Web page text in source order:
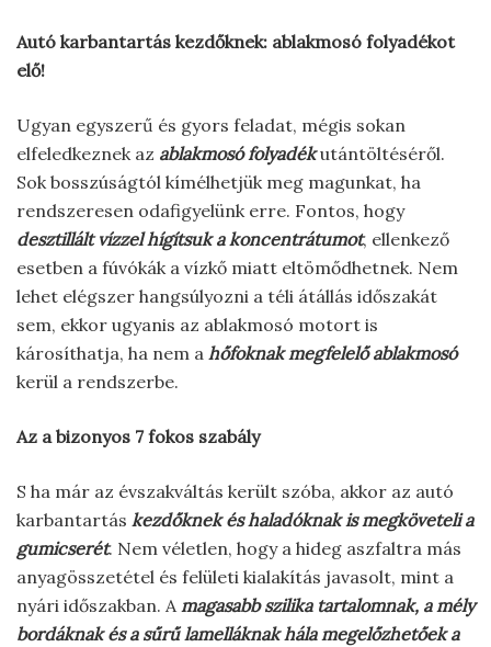
Autó karbantartás kezdőknek: ablakmosó folyadékot
elő!
Ugyan egyszerű és gyors feladat, mégis sokan
elfeledkeznek az ablakmosó folyadékutántöltéséről.
Sok bosszúságtól kímélhetjük meg magunkat, ha
rendszeresen odafigyelünk erre. Fontos, hogy
desztillált vízzel hígítsuk a koncentrátumot, ellenkező
esetben a fúvókák a vízkő miatt eltömődhetnek. Nem
lehet elégszer hangsúlyozni a téli átállás időszakát
sem, ekkor ugyanis az ablakmosó motort is
károsíthatja, ha nem a hőfoknak megfelelő ablakmosó
kerül a rendszerbe.
Az a bizonyos 7 fokos szabály
S ha már az évszakváltás került szóba, akkor az autó
karbantartás kezdőknek és haladóknak is megköveteli a
gumicserét. Nem véletlen, hogy a hideg aszfaltra más
anyagösszetétel és felületi kialakítás javasolt, mint a
nyári időszakban. Amagasabb szilika tartalomnak, a mély
bordáknak és a sűrű lamelláknak hála megelőzhetőek a